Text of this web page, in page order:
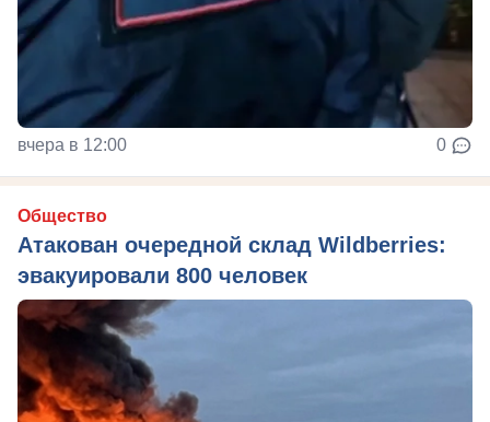
вчера в 12:00 0
Общество
Атакован очередной склад Wildberries:
эвакуировали 800 человек